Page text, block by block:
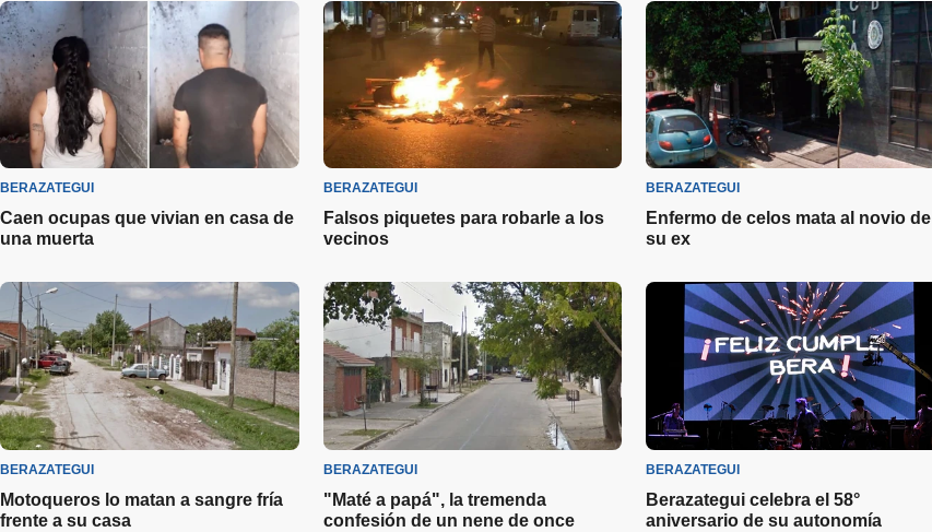
BERAZATEGUI
Caen ocupas que vivian en casa de
una muerta
BERAZATEGUI
Falsos piquetes para robarle a los
vecinos
BERAZATEGUI
Enfermo de celos mata al novio de
su ex
BERAZATEGUI
Motoqueros lo matan a sangre fría
frente a su casa
BERAZATEGUI
"Maté a papá", la tremenda
confesión de un nene de once
BERAZATEGUI
Berazategui celebra el 58°
aniversario de su autonomía